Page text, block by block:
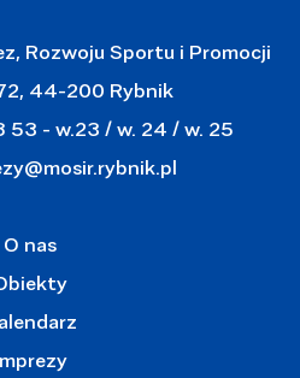
Rozwoju Sportu i Promocji
44-200 Rybnik
53 - w.23 / w. 24 / w. 25
O nas